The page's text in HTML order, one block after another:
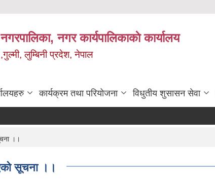
नगर कार्यपालिकाकाे कार्यालय
लुम्बिनी प्रदेश, नेपाल
कार्यक्रम तथा परियोजना विधुतीय शुसासन सेवा
।।
सूचना ।।